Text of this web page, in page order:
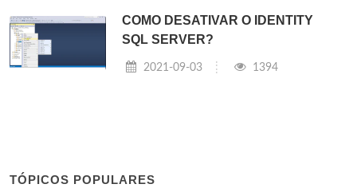
COMO DESATIVAR O IDENTITY
SQL SERVER?
2021-09-03 1394
TÓPICOS POPULARES